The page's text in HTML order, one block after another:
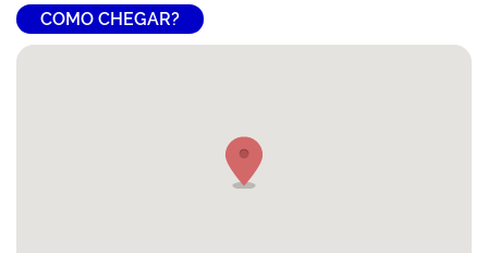
COMO CHEGAR?